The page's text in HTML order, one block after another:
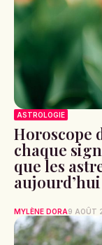
ASTROLOGIE
Horoscope
chaque
que les
aujourd’hui
MYLÈNE DORA9 AOÛT